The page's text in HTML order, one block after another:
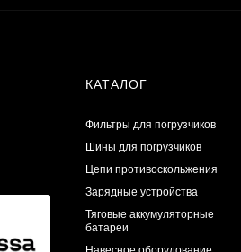
КАТАЛОГ
Фильтры для погрузчиков
Шины для погрузчиков
Цепи противоскольжения
Зарядные устройства
Тяговые аккумуляторные
батареи